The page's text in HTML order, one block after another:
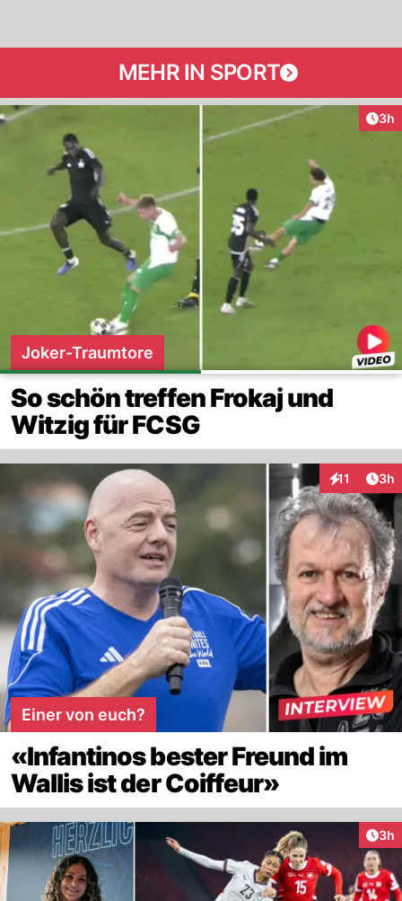
MEHR IN SPORT
3h
Joker-Traumtore
So schön treffen Frokaj und
Witzig für FCSG
11 3h
Einer von euch?
«Infantinos bester Freund im
Wallis ist der Coiffeur»
3h